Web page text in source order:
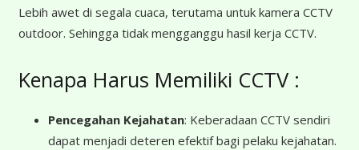
Lebih awet di segala cuaca, terutama untuk kamera CCTV
outdoor. Sehingga tidak mengganggu hasil kerja CCTV.
Kenapa Harus Memiliki CCTV :
Pencegahan Kejahatan: Keberadaan CCTV sendiri
dapat menjadi deteren efektif bagi pelaku kejahatan.